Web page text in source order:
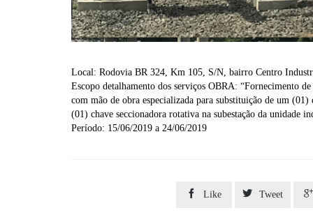
Local: Rodovia BR 324, Km 105, S/N, bairro Centro
Escopo detalhamento dos serviços OBRA: “Fornecimento
com mão de obra especializada para substituição de um
(01) chave seccionadora rotativa na subestação da unidade
Período: 15/06/2019 a 24/06/2019
 Like  Tweet 